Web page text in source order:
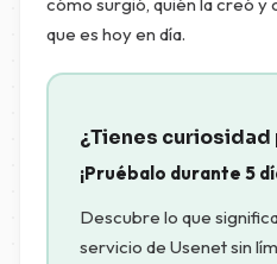
que es hoy en día.
¿Tienes curiosidad
¡Pruébalo durante 5
Descubre lo que
servicio de Usenet sin